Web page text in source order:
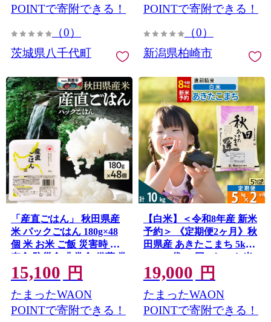
POINTで寄附できる！
（0）
茨城県八千代町
POINTで寄附できる！
（0）
新潟県柏崎市
「産直ごはん」 秋田県産
米 パックごはん 180g×48
個 米 お米 ご飯 災害時 保
存食 防災食 非常食 備蓄 常
備 セット パックライス 秋
田県男鹿市
15,100 円
たまったWAON
POINTで寄附できる！
【白米】＜令和8年産 新米
予約＞ 《定期便2ヶ月》秋
田県産 あきたこまち 5kg
(5kg×1袋)×2回 5キロ お米
匠 [サンファーム西木 米
5kg 米 5kg 米 5kg定期便
お米定期便 白米 あきたこ
まち ごはん 米 お米 精米
19,000 円
たまったWAON
POINTで寄附できる！